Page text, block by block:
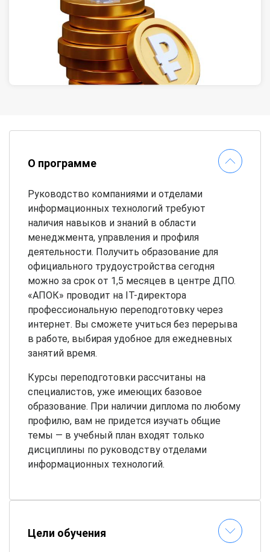
О программе
Руководство компаниями и отделами
информационных технологий требуют
наличия навыков и знаний в области
менеджмента, управления и профиля
деятельности. Получить образование для
официального трудоустройства сегодня
можно за срок от 1,5 месяцев в центре ДПО.
«АПОК» проводит на IT-директора
профессиональную переподготовку через
интернет. Вы сможете учиться без перерыва
в работе, выбирая удобное для ежедневных
занятий время.
Курсы переподготовки рассчитаны на
специалистов, уже имеющих базовое
образование. При наличии диплома по любому
профилю, вам не придется изучать общие
темы — в учебный план входят только
дисциплины по руководству отделами
информационных технологий.
Цели обучения